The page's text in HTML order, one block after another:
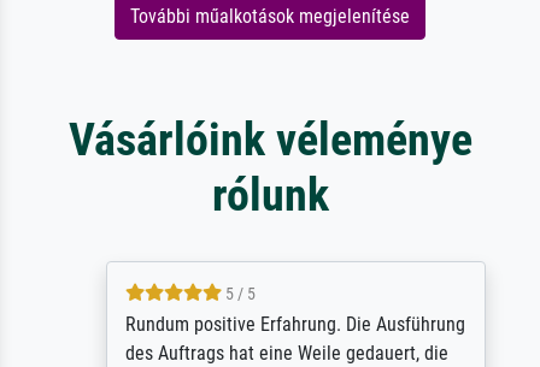
További műalkotások megjelenítése
Vásárlóink véleménye
rólunk
5 / 5
Rundum positive Erfahrung. Die Ausführung
des Auftrags hat eine Weile gedauert, die